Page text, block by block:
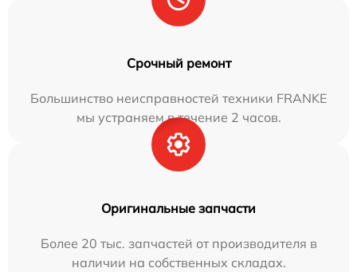
Срочный ремонт
Большинство неисправностей техники FRANKE
мы устраняем в течение 2 часов.
Оригинальные запчасти
Более 20 тыс. запчастей от производителя в
наличии на собственных складах.